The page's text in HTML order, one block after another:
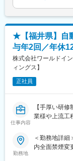
柔軟に対応し
で、人々の夢
な成果を生み
変更の範囲：
（3）入社3年
※面談を行い
修を受講して
充実していま
ご希望を最大
その際、通
■会社、仕事の
・当社のワ
え、自分にあ
・実務に必
あり、様々な
選考を通じ
含めた表記で
★【福井県】自
与年2回／年休
株式会社ワールドイ
ィングス】
正社員
仕事内容
【手厚い研
業様や上流工
■業務内容：
自動車部品(
・新製品の工
勤務地
＜勤務地詳細
内全面禁煙変